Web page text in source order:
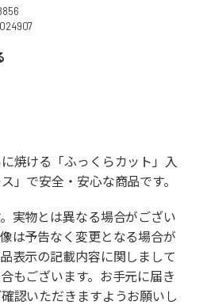
焼ける「ふっくらカット」入
」で安全・安心な商品です。
実物とは異なる場合がござい
は予告なく変更となる場合が
表示の記載内容に関しまして
もございます。お手元に届き
認いただきますようお願いし